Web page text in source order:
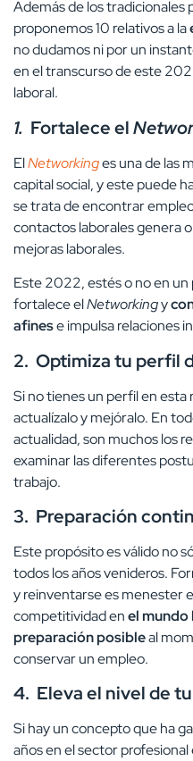
Además de los tradicionales
proponemos 10 relativos a la
no dudamos ni por un
en el transcurso de este
laboral.
1. Fortalece el
ElNetworkinges una de las
capital social, y este puede
se trata de encontrar
contactos laborales genera
mejoras laborales.
Este 2022, estés o no en un
fortalece elNetworkingy
afinese impulsa relaciones
2. Optimiza tu perfil
Si no tienes un perfil en esta
actualízalo y mejóralo. En
actualidad, son muchos los
examinar las diferentes
trabajo.
3. Preparación
Este propósito es válido no
todos los años venideros.
y reinventarse es menester
competitividad enel mundo
preparación posibleal
conservar un empleo.
4. Eleva el nivel de
Si hay un concepto que ha
años en el sector